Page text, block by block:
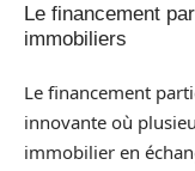
Le financement
immobiliers
Le financement
innovante où
immobilier en